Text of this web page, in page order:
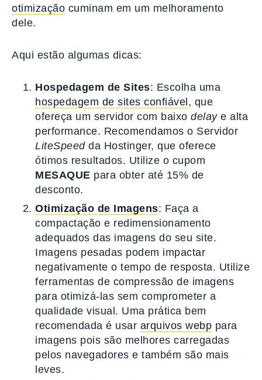
otimização cuminam em um melhoramento
dele.
Aqui estão algumas dicas:
Hospedagem de Sites: Escolha uma
hospedagem de sites confiável, que
ofereça um servidor com baixo delaye alta
performance. Recomendamos o Servidor
LiteSpeedda Hostinger, que oferece
ótimos resultados. Utilize o cupom
MESAQUE para obter até 15% de
desconto.
Otimização de Imagens: Faça a
compactação e redimensionamento
adequados das imagens do seu site.
Imagens pesadas podem impactar
negativamente o tempo de resposta. Utilize
ferramentas de compressão de imagens
para otimizá-las sem comprometer a
qualidade visual. Uma prática bem
recomendada é usar arquivos webp para
imagens pois são melhores carregadas
pelos navegadores e também são mais
leves.